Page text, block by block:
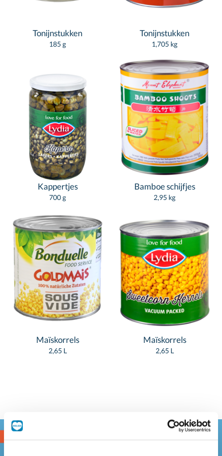
Tonijnstukken
185 g
Tonijnstukken
1,705 kg
Kappertjes
700 g
Bamboe schijfjes
2,95 kg
Maïskorrels
2,65 L
Maïskorrels
2,65 L